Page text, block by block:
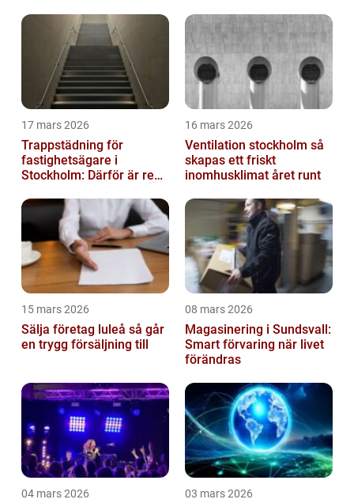
17 mars 2026
Trappstädning för
fastighetsägare i
Stockholm: Därför är rena
investering
16 mars 2026
Ventilation stockholm så
skapas ett friskt
inomhusklimat året runt
15 mars 2026
Sälja företag luleå så går
en trygg försäljning till
08 mars 2026
Magasinering i Sundsvall:
Smart förvaring när livet
förändras
04 mars 2026 03 mars 2026